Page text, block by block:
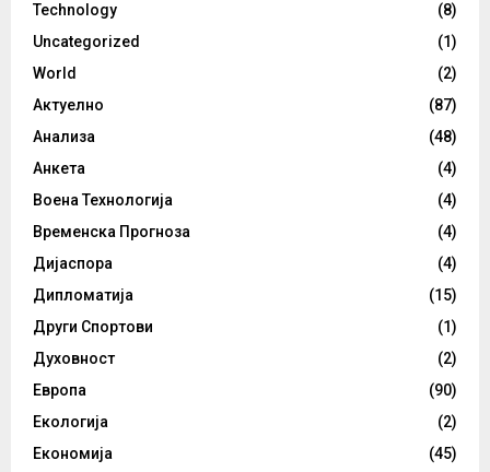
Technology
(8)
Uncategorized
(1)
World
(2)
Актуелно
(87)
Анализа
(48)
Анкета
(4)
Воена Технологија
(4)
Временска Прогноза
(4)
Дијаспора
(4)
Дипломатија
(15)
Други Спортови
(1)
Духовност
(2)
Европа
(90)
Екологија
(2)
Економија
(45)